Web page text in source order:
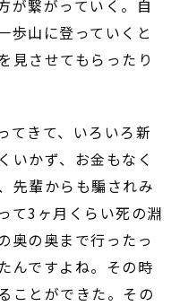
が繋がっていく。自
歩山に登っていくと
見させてもらったり
てきて、いろいろ新
いかず、お金もなく
先輩からも騙されみ
て3ヶ月くらい死の淵
奥の奥まで行ったっ
んですよね。その時
ことができた。その